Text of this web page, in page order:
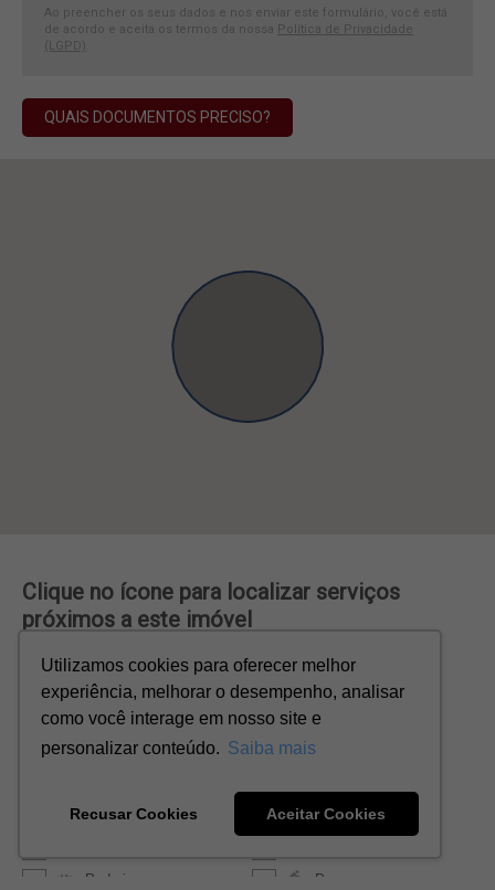
Ao preencher os seus dados e nos enviar este formulário, você está
de acordo e aceita os termos da nossa Política de Privacidade
(LGPD)
QUAIS DOCUMENTOS PRECISO?